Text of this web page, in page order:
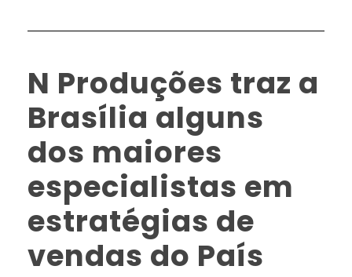
N Produções traz a
Brasília alguns
dos maiores
especialistas em
estratégias de
vendas do País